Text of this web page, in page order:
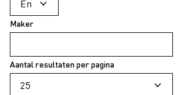
Maker
Aantal resultaten per pagina